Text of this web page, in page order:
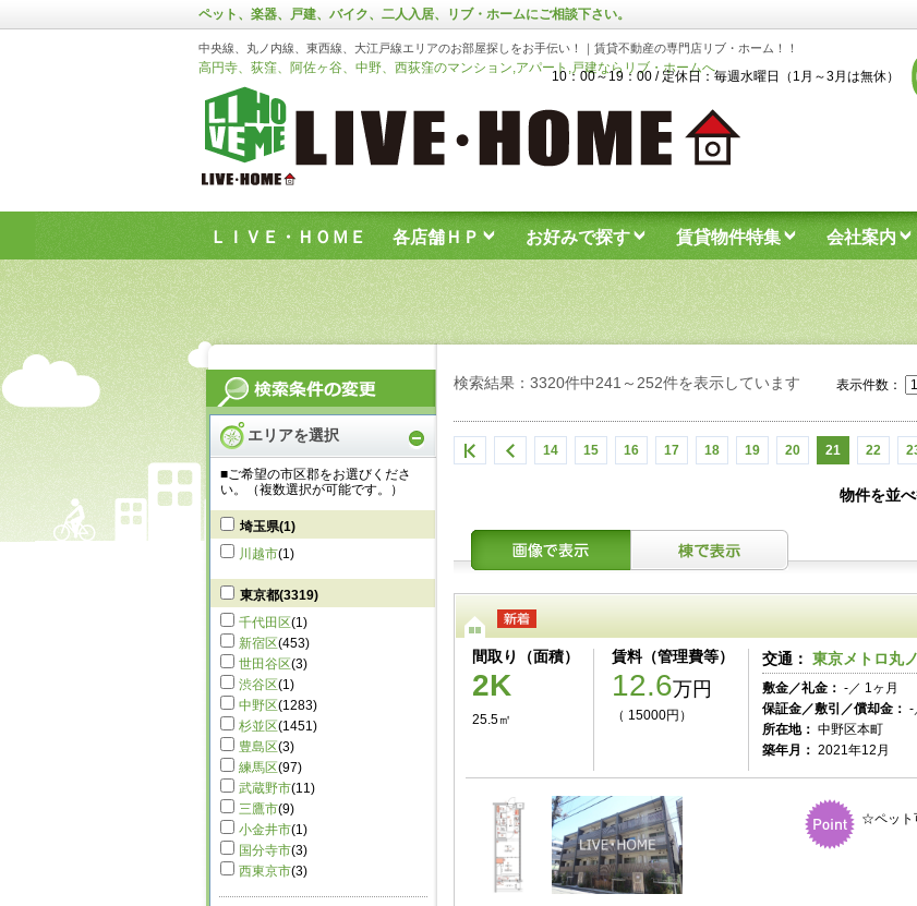
エリアを選択
■ご希望の市区郡をお選びくださ
い。（複数選択が可能です。）
埼玉県(1)
川越市(1)
東京都(3319)
千代田区(1)
新宿区(453)
世田谷区(3)
渋谷区(1)
中野区(1283)
杉並区(1451)
豊島区(3)
練馬区(97)
武蔵野市(11)
三鷹市(9)
小金井市(1)
国分寺市(3)
西東京市(3)
ペット、楽器、戸建、バイク、二人入居、リブ・ホームにご相談下さい。
中央線、丸ノ内線、東西線、大江戸線エリアのお部屋探しをお手伝い！｜賃貸不動産の専門店リブ・ホーム！！
高円寺、荻窪、阿佐ヶ谷、中野、西荻窪のマンション,アパート,戸建ならリブ・ホームへ
10：00～19：00 / 定休日：毎週水曜日（1月～3月は無休）
ＬＩＶＥ・ＨＯＭＥ 各店舗ＨＰ お好みで探す 賃貸物件特集 会社案内
お問い合わせフォーム
検索結果：3320件中241～252件を表示しています
14 15 16 17 18 19 20 21 22
表示件数：
物件を並べ
間取り（面積）
2K
25.5㎡
賃料（管理費等）
12.6万円
（ 15000円）
交通： 東京メトロ丸
敷金／礼金： -／ 1ヶ月
保証金／敷引／償却金： -
所在地： 中野区本町
築年月： 2021年12月
☆ペット